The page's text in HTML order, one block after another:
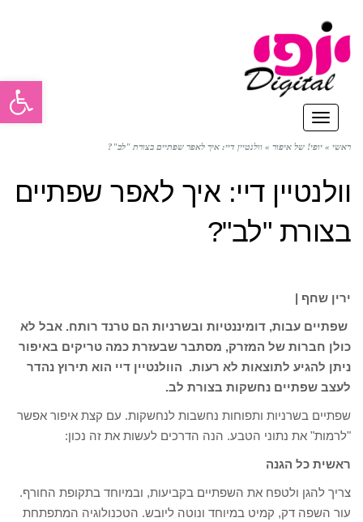
תפריט
ראשי » יופי! של איפור » וולנטיין דיי: איך לאפר שפתיים בצורת "לב"?
וולנטיין דיי: איך לאפר שפתיים
בצורת "לב"?
ירין שחף |
שפתיים עבות, דומיננטיות ובשרניות הם טרנד רותח. אבל לא
כולן חברות של המזרק, מסתבר שבעזרת כמה טריקים באיפור
ניתן להגיע לתוצאות לא רעות. הוולנטיין דיי הוא תירוץ נהדר
לעצב שפתיים נחשקות בצורת לב.
שפתיים בשרניות ותפוחות נחשבות לנחשקות. עם קצת איפור אפשר
"לרמות" את נתוני הטבע. הנה הדרכים לעשות את זה נכון:
ראשית כל הגנה
צריך להגן ולטפח את השפתיים בקביעות, ובמיוחד בתקופת החורף.
עור השפה דק, קמיט במיוחד ונוטה ליובש. הטכנולוגיה המתפתחת
פתח